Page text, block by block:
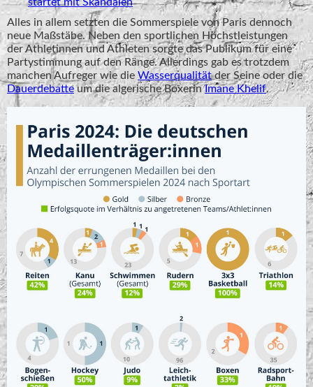
Alles in allem setzten die Sommerspiele von Paris dennoch
neue Maßstäbe. Neben den sportlichen Höchstleistungen
der Athletinnen und Athleten sorgte das Publikum für eine
Partystimmung auf den Ränge. Allerdings gab es trotzdem
manchen Aufreger wie die Wasserqualitätder Seine oder die
Dauerdebatteum die algerische BoxerinImane Khelif.